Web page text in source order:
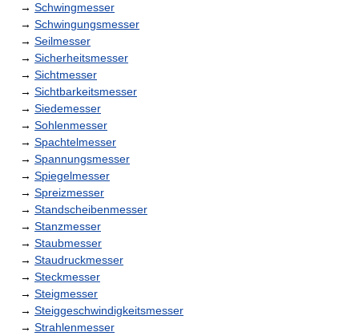
→ Schwingmesser
→ Schwingungsmesser
→ Seilmesser
→ Sicherheitsmesser
→ Sichtmesser
→ Sichtbarkeitsmesser
→ Siedemesser
→ Sohlenmesser
→ Spachtelmesser
→ Spannungsmesser
→ Spiegelmesser
→ Spreizmesser
→ Standscheibenmesser
→ Stanzmesser
→ Staubmesser
→ Staudruckmesser
→ Steckmesser
→ Steigmesser
→ Steiggeschwindigkeitsmesser
→ Strahlenmesser